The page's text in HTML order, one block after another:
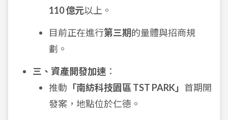
110 億元以上。
目前正在進行第三期的量體與招商規
劃。
三、資產開發加速 ：
推動 「南紡科技園區 TST PARK」 首期開
發案，地點位於仁德。